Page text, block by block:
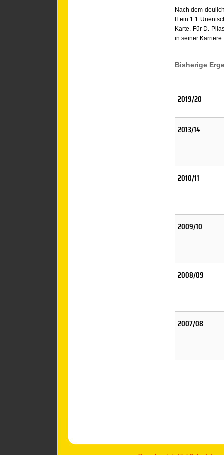
Nach dem
II ein 1:1
Karte. Für D.
in seiner
Bisherige
2019/20
2013/14
2010/11
2009/10
2008/09
2007/08